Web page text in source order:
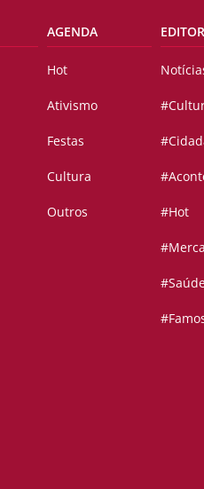
AGENDA
Hot
Ativismo
Festas
Cultura
Outros #Hot